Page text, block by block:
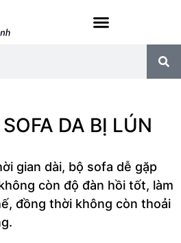
DA BỊ LÚN
gian dài, bộ sofa dễ gặp
còn độ đàn hồi tốt, làm
đồng thời không còn thoải